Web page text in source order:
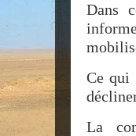
Dans
Ce qui
La